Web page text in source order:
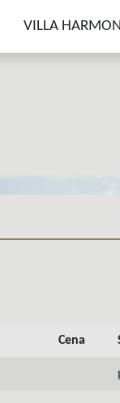
VILLA
Cena